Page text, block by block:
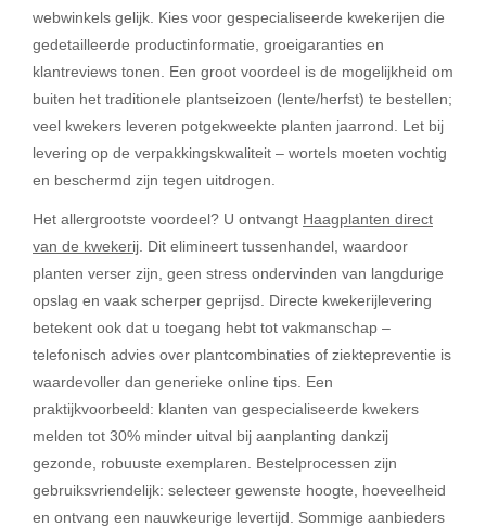
webwinkels gelijk. Kies voor gespecialiseerde kwekerijen die
gedetailleerde productinformatie, groeigaranties en
klantreviews tonen. Een groot voordeel is de mogelijkheid om
buiten het traditionele plantseizoen (lente/herfst) te bestellen;
veel kwekers leveren potgekweekte planten jaarrond. Let bij
levering op de verpakkingskwaliteit – wortels moeten vochtig
en beschermd zijn tegen uitdrogen.
Het allergrootste voordeel? U ontvangt Haagplanten direct
van de kwekerij . Dit elimineert tussenhandel, waardoor
planten verser zijn, geen stress ondervinden van langdurige
opslag en vaak scherper geprijsd. Directe kwekerijlevering
betekent ook dat u toegang hebt tot vakmanschap –
telefonisch advies over plantcombinaties of ziektepreventie is
waardevoller dan generieke online tips. Een
praktijkvoorbeeld: klanten van gespecialiseerde kwekers
melden tot 30% minder uitval bij aanplanting dankzij
gezonde, robuuste exemplaren. Bestelprocessen zijn
gebruiksvriendelijk: selecteer gewenste hoogte, hoeveelheid
en ontvang een nauwkeurige levertijd. Sommige aanbieders